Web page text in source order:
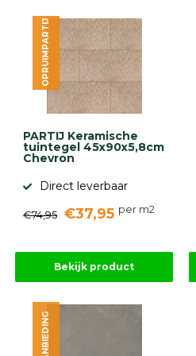
PARTIJ Keramische
tuintegel 45x90x5,8cm
Chevron
Direct leverbaar
€74,95 €37,95 per m2
OPRUIMPARTIJ
Bekijk product
AANBIEDING